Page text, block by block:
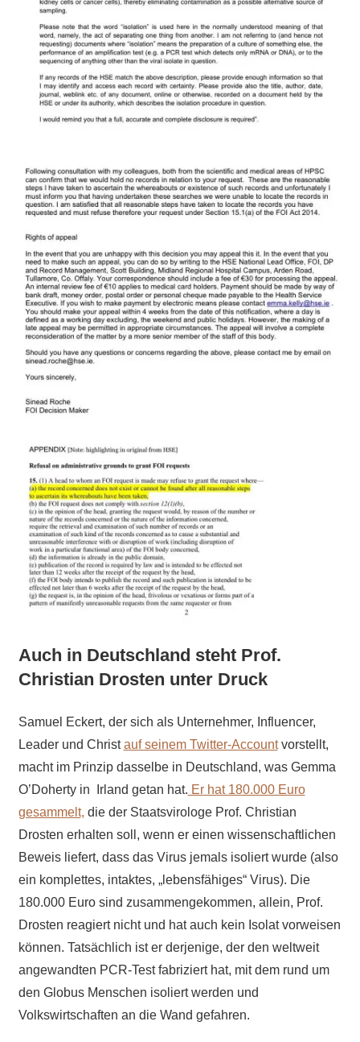
Auch in Deutschland steht Prof.
Christian Drosten unter Druck
Samuel Eckert, der sich als Unternehmer, Influencer,
Leader und Christauf seinem Twitter-Accountvorstellt,
macht im Prinzip dasselbe in Deutschland, was Gemma
O’Doherty in Irland getan hat. Er hat 180.000 Euro
gesammelt, die der Staatsvirologe Prof. Christian
Drosten erhalten soll, wenn er einen wissenschaftlichen
Beweis liefert, dass das Virus jemals isoliert wurde (also
ein komplettes, intaktes, „lebensfähiges“ Virus). Die
180.000 Euro sind zusammengekommen, allein, Prof.
Drosten reagiert nicht und hat auch kein Isolat vorweisen
können. Tatsächlich ist er derjenige, der den weltweit
angewandten PCR-Test fabriziert hat, mit dem rund um
den Globus Menschen isoliert werden und
Volkswirtschaften an die Wand gefahren.